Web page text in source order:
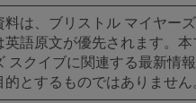
は、ブリストル マイヤー
英語原文が優先されます。
スクイブに関連する最新情
的とするものではありません